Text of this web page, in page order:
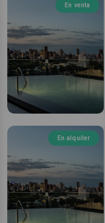
En venta
En alquiler